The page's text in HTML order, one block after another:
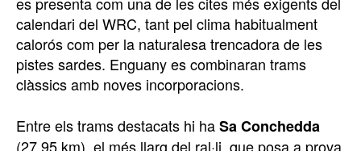
calendari del WRC, tant pel clima habitualment
calorós com per la naturalesa trencadora de les
pistes sardes. Enguany es combinaran trams
clàssics amb noves incorporacions.
Entre els trams destacats hi haSa Conchedda
(27,95 km), el més llarg del ral·li, que posa a prova